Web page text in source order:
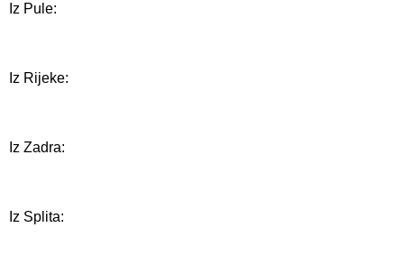
Iz Pule:
Iz Rijeke:
Iz Zadra:
Iz Splita: